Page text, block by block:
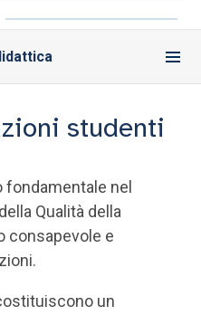
studenti
fondamentale nel
Qualità della
consapevole e
un